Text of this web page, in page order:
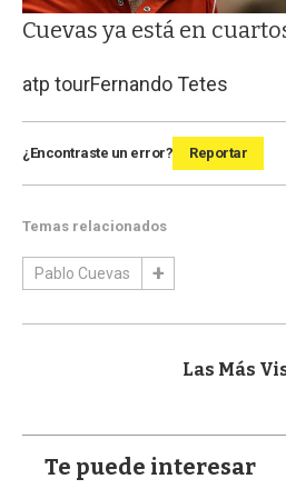
Cuevas ya está en
atp tourFernando Tetes
¿Encontraste un error? Reportar
Temas relacionados
Pablo Cuevas
Las Más
Te puede interesar